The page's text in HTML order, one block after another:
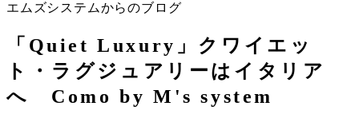
エムズシステムからのブログ
「​Quiet Luxury」クワイエッ
ト・ラグジュアリーはイタリア
へ Como by M's system